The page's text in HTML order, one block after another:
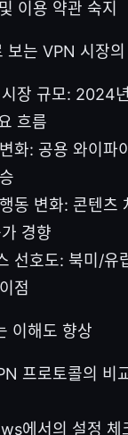
이용 약관 숙지
보는 VPN 시장
장 규모: 2024
흐름
화: 공용 와이파
동 변화: 콘텐츠
경향
선호도: 북미/유
점
이해도 향상
프로토콜의 비
에서의 설정 체